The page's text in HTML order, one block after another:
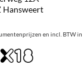
Hansweert
en incl. BTW in